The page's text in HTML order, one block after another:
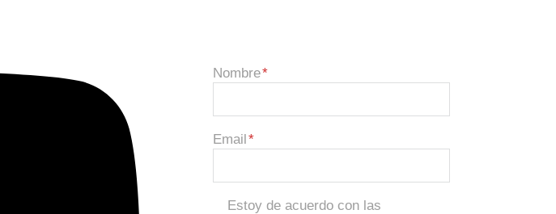
Nombre
Email
Estoy de acuerdo con las